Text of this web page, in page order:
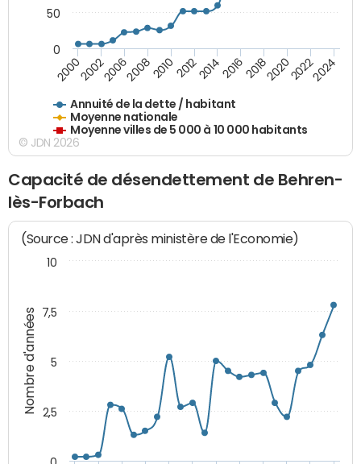
Annuité de la dette / habitant
Moyenne nationale
Moyenne villes de 5 000 à 10 000 habitants
200020022006200820102012201420162018202020222024
0
50
© JDN 2026
Capacité de désendettement de Behren-
lès-Forbach
Nombre d'années
(Source : JDN d'après ministère de l'Economie)
10
2,5
5
7,5